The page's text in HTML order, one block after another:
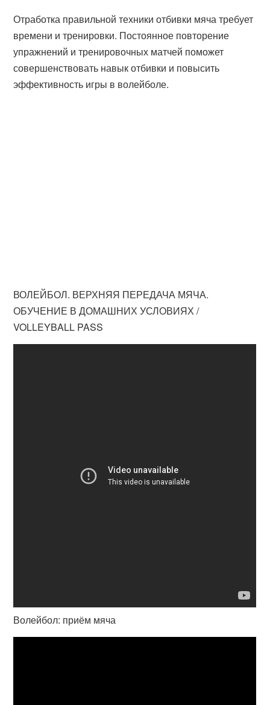
Отработка правильной техники отбивки мяча требует
времени и тренировки. Постоянное повторение
упражнений и тренировочных матчей поможет
совершенствовать навык отбивки и повысить
эффективность игры в волейболе.
ВОЛЕЙБОЛ. ВЕРХНЯЯ ПЕРЕДАЧА МЯЧА.
ОБУЧЕНИЕ В ДОМАШНИХ УСЛОВИЯХ /
VOLLEYBALL PASS
Волейбол: приём мяча